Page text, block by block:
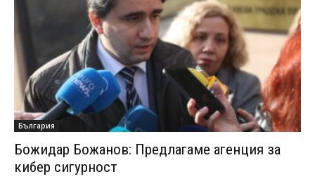
България
Божидар Божанов: Предлагаме агенция за
кибер сигурност